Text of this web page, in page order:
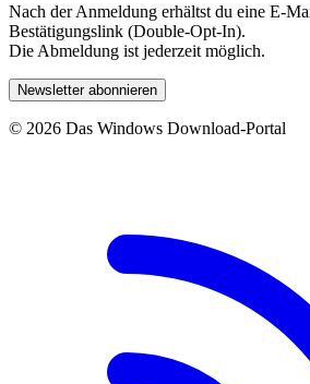
Nach der Anmeldung erhältst du eine E-
Bestätigungslink (Double-Opt-In).
Die Abmeldung ist jederzeit möglich.
Newsletter abonnieren
© 2026 Das Windows Download-Portal